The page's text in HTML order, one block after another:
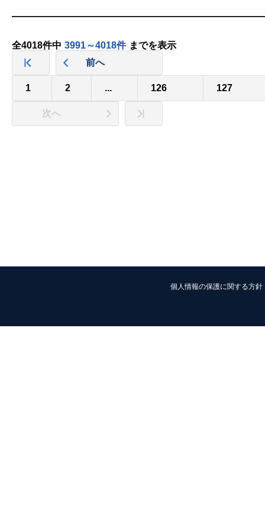
全4018件中 3991～4018件 までを表示
前へ
1 2 ... 126 127
次へ
個人情報の保護に関する方針